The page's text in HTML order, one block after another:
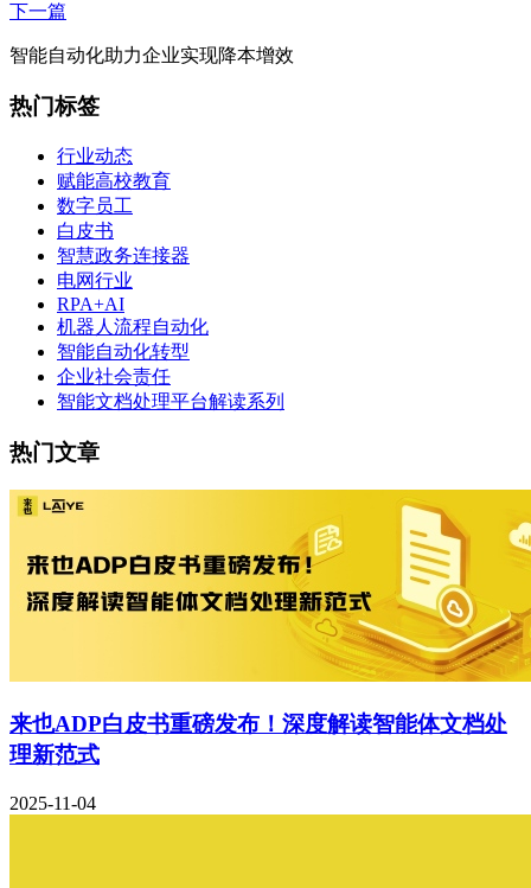
下一篇
智能自动化助力企业实现降本增效
热门标签
行业动态
赋能高校教育
数字员工
白皮书
智慧政务连接器
电网行业
RPA+AI
机器人流程自动化
智能自动化转型
企业社会责任
智能文档处理平台解读系列
热门文章
来也ADP白皮书重磅发布！深度解读智能体文档处
理新范式
2025-11-04